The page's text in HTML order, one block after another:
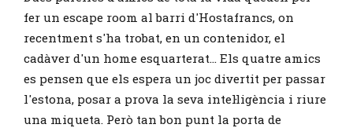
fer un escape room al barri d'Hostafrancs, on
recentment s'ha trobat, en un contenidor, el
cadàver d'un home esquarterat... Els quatre amics
es pensen que els espera un joc divertit per passar
l'estona, posar a prova la seva intel·ligència i riure
una miqueta. Però tan bon punt la porta de